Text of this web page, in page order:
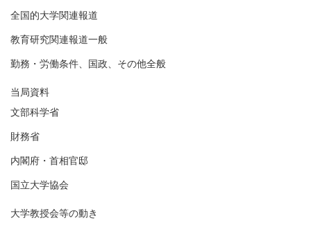
全国的大学関連報道
教育研究関連報道一般
勤務・労働条件、国政、その他全般
当局資料
文部科学省
財務省
内閣府・首相官邸
国立大学協会
大学教授会等の動き